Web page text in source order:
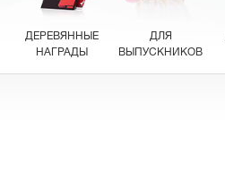
ДЕРЕВЯННЫЕ
НАГРАДЫ
ДЛЯ
ВЫПУСКНИКОВ